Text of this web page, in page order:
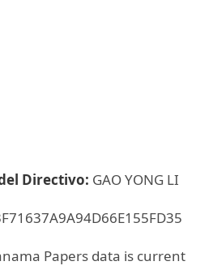
Directivo: GAO YONG LI
Papers data is current